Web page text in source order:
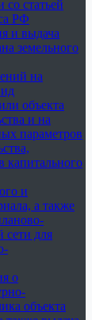
со статьей
РФ
и выдача
земельного
на
объекта
и на
параметров
капитального
и
а также
сети для
о
объекта